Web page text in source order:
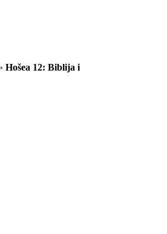
Hošea 12: Biblija i